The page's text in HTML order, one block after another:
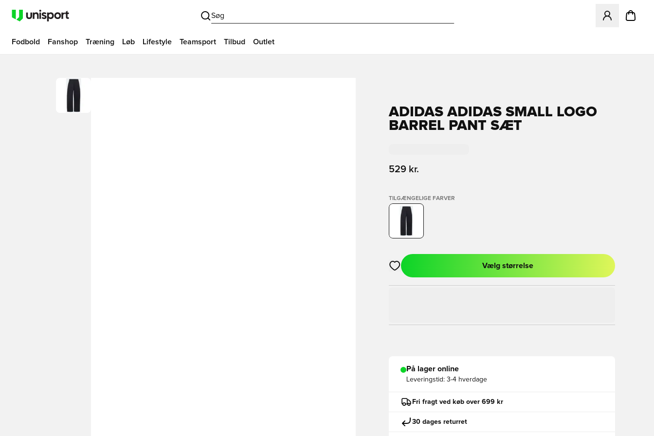
Søg
Åbner en
Fodbold Fanshop Træning Løb Lifestyle Teamsport Tilbud Outlet
ADIDAS ADIDAS SMALL LOGO
BARREL PANT SÆT
529 kr.
TILGÆNGELIGE FARVER
Åbner en Modal til at logge ind eller tilmelde dig som medlem
Vælg størrelse
På lager online
Leveringstid: 3-4 hverdage
Fri fragt ved køb over 699 kr
30 dages returret